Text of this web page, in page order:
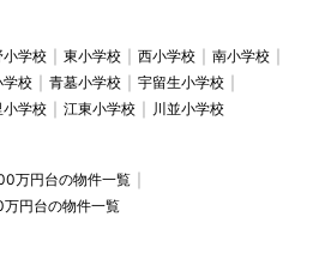
小学校 東小学校 西小学校
南小学校
学校 青墓小学校
宇留生小学校
小学校 江東小学校 川並小学校
万円台の物件一覧
円台の物件一覧